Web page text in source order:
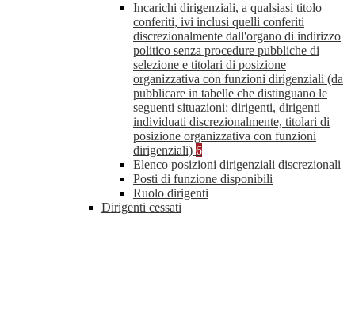
Incarichi dirigenziali, a qualsiasi titolo
conferiti, ivi inclusi quelli conferiti
discrezionalmente dall'organo di indirizzo
politico senza procedure pubbliche di
selezione e titolari di posizione
organizzativa con funzioni dirigenziali (da
pubblicare in tabelle che distinguano le
seguenti situazioni: dirigenti, dirigenti
individuati discrezionalmente, titolari di
posizione organizzativa con funzioni
dirigenziali) 6
Elenco posizioni dirigenziali discrezionali
Posti di funzione disponibili
Ruolo dirigenti
Dirigenti cessati